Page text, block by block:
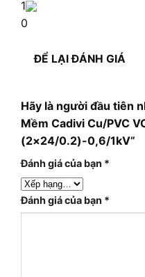
1
0
ĐỂ LẠI ĐÁNH GIÁ
Hãy là người đầu tiên
Mềm Cadivi Cu/PVC
(2×24/0.2)-0,6/1kV”
Đánh giá của bạn *
Đánh giá của bạn *